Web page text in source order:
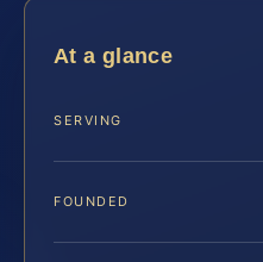
At a glance
SERVING
FOUNDED